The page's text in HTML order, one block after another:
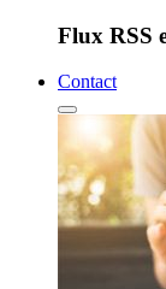
Flux RSS
Contact